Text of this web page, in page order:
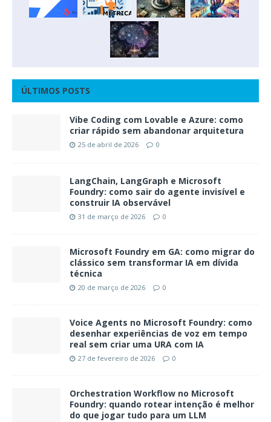
ÚLTIMOS POSTS
Vibe Coding com Lovable e Azure: como
criar rápido sem abandonar arquitetura
25 de abril de 2026 0
LangChain, LangGraph e Microsoft
Foundry: como sair do agente invisível e
construir IA observável
31 de março de 2026 0
Microsoft Foundry em GA: como migrar do
clássico sem transformar IA em dívida
técnica
20 de março de 2026 0
Voice Agents no Microsoft Foundry: como
desenhar experiências de voz em tempo
real sem criar uma URA com IA
27 de fevereiro de 2026 0
Orchestration Workflow no Microsoft
Foundry: quando rotear intenção é melhor
do que jogar tudo para um LLM